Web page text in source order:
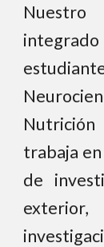
trabaja
de